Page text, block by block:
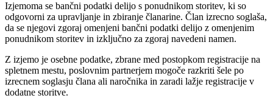
Izjemoma se bančni podatki delijo s ponudnikom storitev, ki so
odgovorni za upravljanje in zbiranje članarine. Član izrecno soglaša,
da se njegovi zgoraj omenjeni bančni podatki delijo z omenjenim
ponudnikom storitev in izključno za zgoraj navedeni namen.
Z izjemo je osebne podatke, zbrane med postopkom registracije na
spletnem mestu, poslovnim partnerjem mogoče razkriti šele po
izrecnem soglasju člana ali naročnika in zaradi lažje registracije v
dodatne storitve.